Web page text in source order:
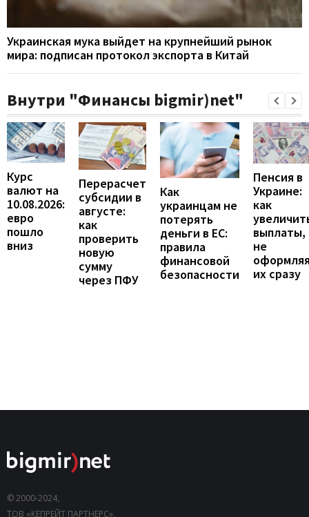
Украинская мука выйдет на крупнейший рынок
мира: подписан протокол экспорта в Китай
Внутри "Финансы bigmir)net"
Курс
валют на
10.08.2026:
евро
пошло
вниз
Перерасчет
субсидии в
августе:
как
проверить
новую
сумму
через ПФУ
Как
украинцам не
потерять
деньги в ЕС:
правила
финансовой
безопасности
Пенсия в
Украине:
как
выплаты,
не
их сразу
© 2000-2024,
ТОВ «КЕПРЕЙТ ПАРТНЕРС».